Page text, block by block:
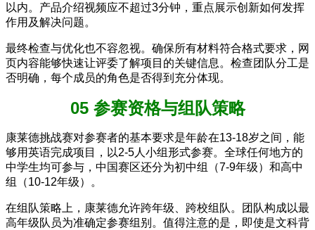
以内。产品介绍视频应不超过3分钟，重点展示创新如何发挥
作用及解决问题。
最终检查与优化也不容忽视。确保所有材料符合格式要求，网
页内容能够快速让评委了解项目的关键信息。检查团队分工是
否明确，每个成员的角色是否得到充分体现。
05 参赛资格与组队策略
康莱德挑战赛对参赛者的基本要求是年龄在13-18岁之间，能
够用英语完成项目，以2-5人小组形式参赛。全球任何地方的
中学生均可参与，中国赛区还分为初中组（7-9年级）和高中
组（10-12年级）。
在组队策略上，康莱德允许跨年级、跨校组队。团队构成以最
高年级队员为准确定参赛组别。值得注意的是，即使是文科背